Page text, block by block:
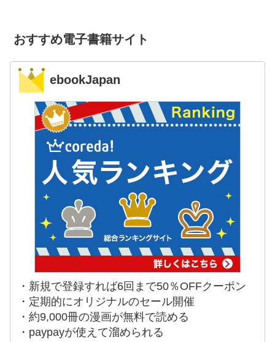
おすすめ電子書籍サイト
ebookJapan
・新規で登録すれば6回まで50％OFFクーポン
・定期的にオリジナルのセール開催
・約9,000冊の漫画が無料で読める
・paypayが使えて溜められる